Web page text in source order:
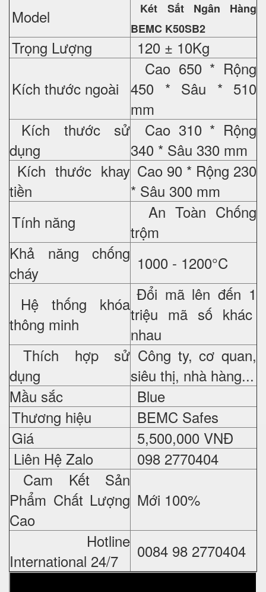
Model
Két Sắt Ngân Hàng
BEMC K50SB2
Trọng Lượng
120 ± 10Kg
Kích thước ngoài
Cao 650 * Rộng
450 * Sâu * 510
mm
Kích thước sử
dụng
Cao 310 * Rộng
340 * Sâu 330 mm
Kích thước khay
tiền
Cao 90 * Rộng 230
* Sâu 300 mm
Tính năng
An Toàn Chống
trộm
Khả năng chống
cháy
1000 - 1200°C
Hệ thống khóa
thông minh
Đổi mã lên đến 1
triệu mã số khác
nhau
Thích hợp sử
dụng
Công ty, cơ quan,
siêu thị, nhà hàng...
Mầu sắc
Blue
Thương hiệu
BEMC Safes
Giá
5,500,000 VNĐ
Liên Hệ Zalo
098 2770404
Cam Kết Sản
Phẩm Chất Lượng
Cao
Mới 100%
Hotline
International 24/7
0084 98 2770404